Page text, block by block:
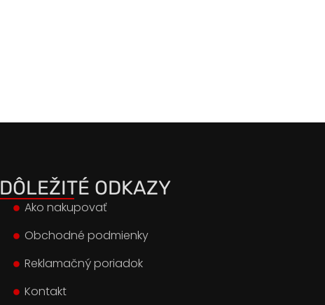
DÔLEŽITÉ ODKAZY
Ako nakupovať
Obchodné podmienky
Reklamačný poriadok
Kontakt